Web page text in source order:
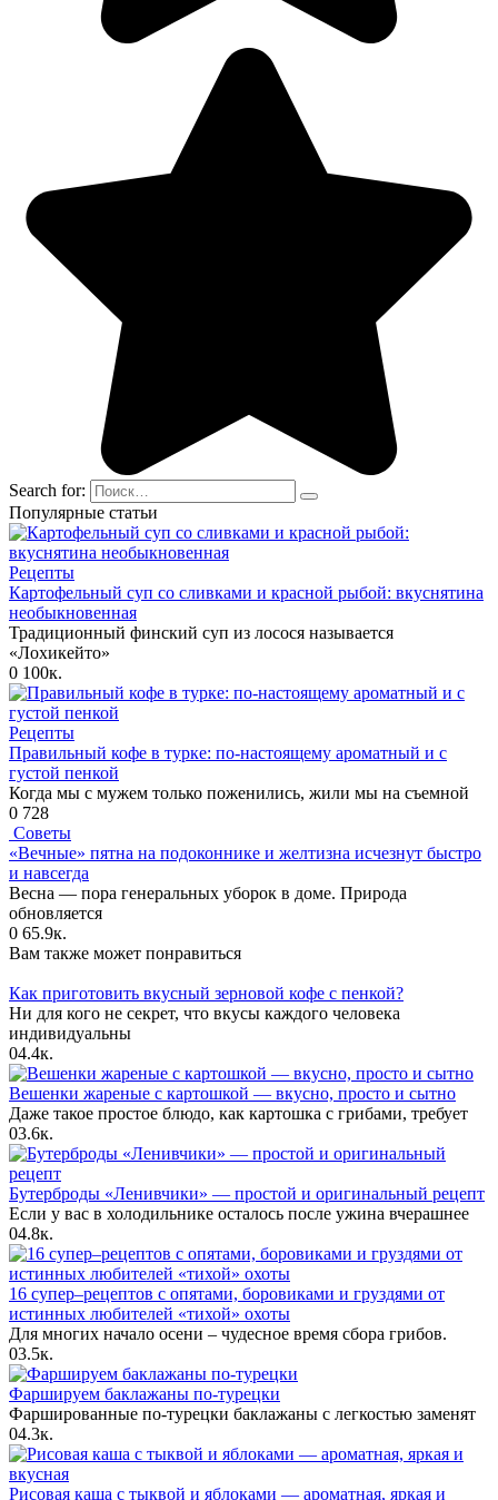
Search for:
Популярные статьи
Рецепты
Картофельный суп со сливками и красной рыбой: вкуснятина
необыкновенная
Традиционный финский суп из лосося называется
«Лохикейто»
0 100к.
Рецепты
Правильный кофе в турке: по-настоящему ароматный и с
густой пенкой
Когда мы с мужем только поженились, жили мы на съемной
0 728
Советы
«Вечные» пятна на подоконнике и желтизна исчезнут быстро
и навсегда
Весна — пора генеральных уборок в доме. Природа
обновляется
0 65.9к.
Вам также может понравиться
Как приготовить вкусный зерновой кофе с пенкой?
Ни для кого не секрет, что вкусы каждого человека
индивидуальны
04.4к.
Вешенки жареные с картошкой — вкусно, просто и сытно
Даже такое простое блюдо, как картошка с грибами, требует
03.6к.
Бутерброды «Ленивчики» — простой и оригинальный рецепт
Если у вас в холодильнике осталось после ужина вчерашнее
04.8к.
16 супер–рецептов с опятами, боровиками и груздями от
истинных любителей «тихой» охоты
Для многих начало осени – чудесное время сбора грибов.
03.5к.
Фаршируем баклажаны по-турецки
Фаршированные по-турецки баклажаны с легкостью заменят
04.3к.
Рисовая каша с тыквой и яблоками — ароматная, яркая и